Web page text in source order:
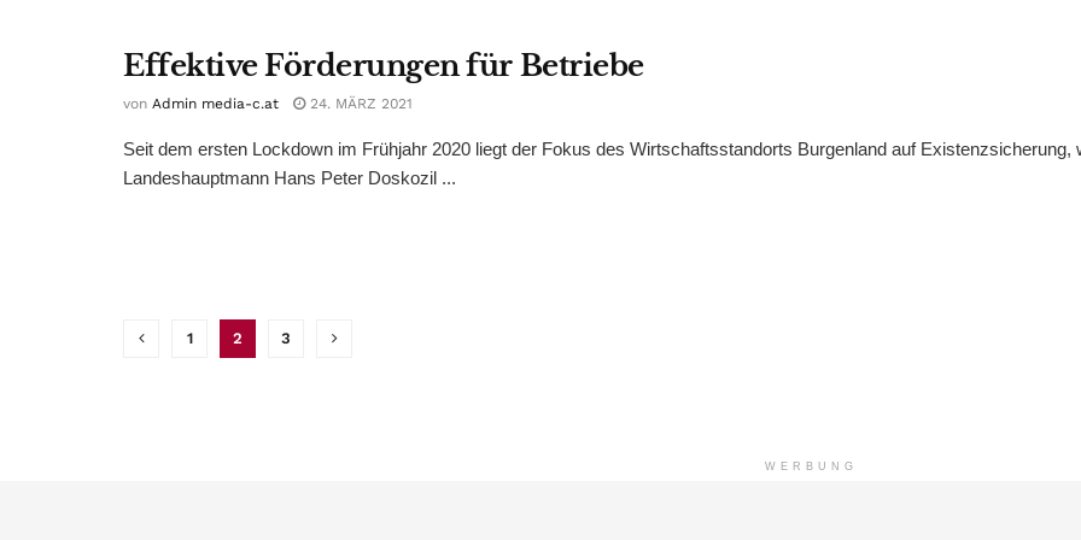
Effektive Förderungen für Betriebe
von Admin media-c.at 24. MÄRZ 2021
Seit dem ersten Lockdown im Frühjahr 2020 liegt der Fokus des Wirtschaftsstandorts Burgenland auf Existenzsicherung,
Landeshauptmann Hans Peter Doskozil ...
1 2 3
WERBUNG